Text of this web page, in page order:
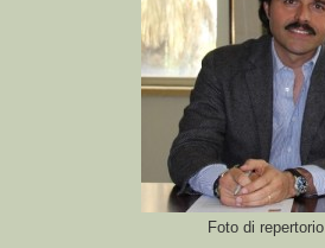
Foto di repertorio